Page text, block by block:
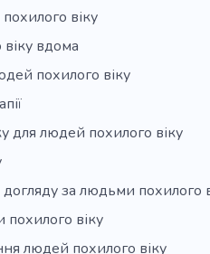
віку
вдома
похилого віку
для людей похилого віку
за людьми похилого
віку
людей похилого віку